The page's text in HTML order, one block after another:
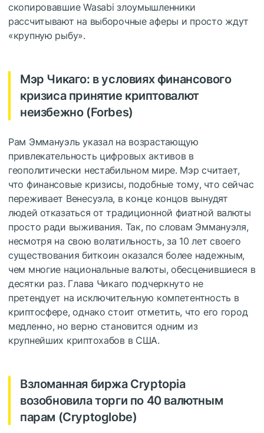
скопировавшие Wasabi злоумышленники
рассчитывают на выборочные аферы и просто ждут
«крупную рыбу».
Мэр Чикаго: в условиях финансового
кризиса принятие криптовалют
неизбежно (Forbes)
Рам Эммануэль указал на возрастающую
привлекательность цифровых активов в
геополитически нестабильном мире. Мэр считает,
что финансовые кризисы, подобные тому, что сейчас
переживает Венесуэла, в конце концов вынудят
людей отказаться от традиционной фиатной валюты
просто ради выживания. Так, по словам Эммануэля,
несмотря на свою волатильность, за 10 лет своего
существования биткоин оказался более надежным,
чем многие национальные валюты, обесценившиеся в
десятки раз. Глава Чикаго подчеркнуто не
претендует на исключительную компетентность в
криптосфере, однако стоит отметить, что его город
медленно, но верно становится одним из
крупнейших криптохабов в США.
Взломанная биржа Cryptopia
возобновила торги по 40 валютным
парам (Сryptoglobe)